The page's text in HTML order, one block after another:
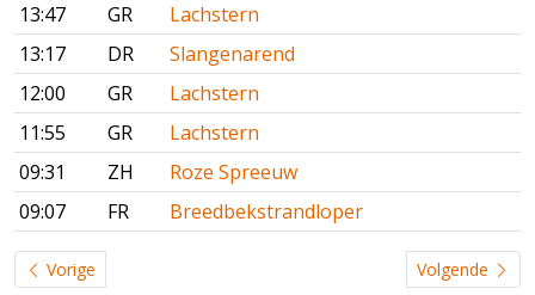
13:47
GR
Lachstern
13:17
DR
Slangenarend
12:00
GR
Lachstern
11:55
GR
Lachstern
09:31
ZH
Roze Spreeuw
09:07
FR Breedbekstrandloper
Vorige Volgende